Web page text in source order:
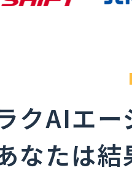
クAIエ
なたは